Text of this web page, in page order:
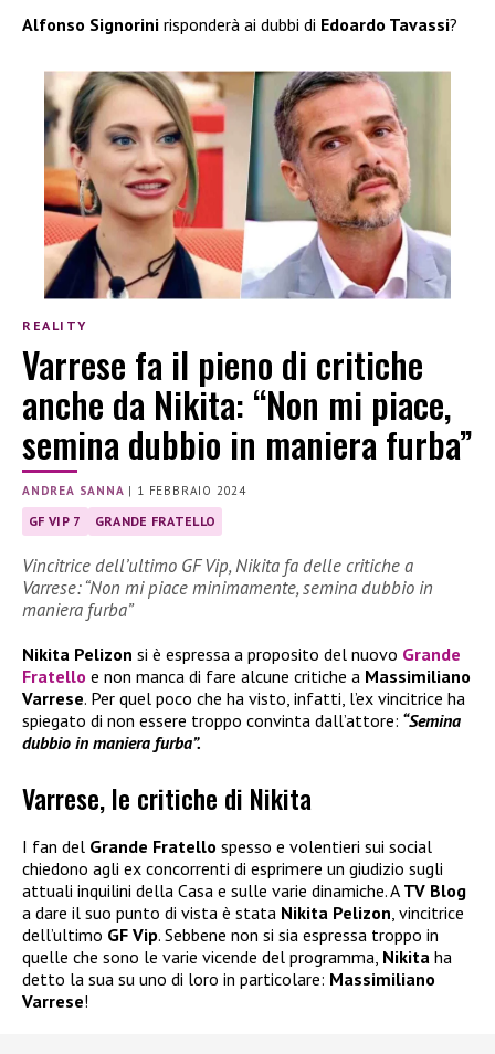
Alfonso Signorini risponderà ai dubbi di Edoardo Tavassi?
REALITY
Varrese fa il pieno di critiche
anche da Nikita: “Non mi piace,
semina dubbio in maniera furba”
ANDREA SANNA | 1 FEBBRAIO 2024
GF VIP 7 GRANDE FRATELLO
Vincitrice dell’ultimo GF Vip, Nikita fa delle critiche a
Varrese: “Non mi piace minimamente, semina dubbio in
maniera furba”
Nikita Pelizon si è espressa a proposito del nuovo Grande
Fratello e non manca di fare alcune critiche a Massimiliano
Varrese. Per quel poco che ha visto, infatti, l’ex vincitrice ha
spiegato di non essere troppo convinta dall’attore: “Semina
dubbio in maniera furba”.
Varrese, le critiche di Nikita
I fan del Grande Fratello spesso e volentieri sui social
chiedono agli ex concorrenti di esprimere un giudizio sugli
attuali inquilini della Casa e sulle varie dinamiche. A TV Blog
a dare il suo punto di vista è stata Nikita Pelizon , vincitrice
dell’ultimo GF Vip. Sebbene non si sia espressa troppo in
quelle che sono le varie vicende del programma, Nikita ha
detto la sua su uno di loro in particolare: Massimiliano
Varrese!